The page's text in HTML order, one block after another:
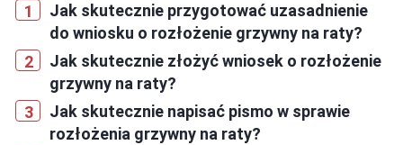
Jak skutecznie przygotować uzasadnienie
do wniosku o rozłożenie grzywny na raty?
Jak skutecznie złożyć wniosek o rozłożenie
grzywny na raty?
Jak skutecznie napisać pismo w sprawie
rozłożenia grzywny na raty?